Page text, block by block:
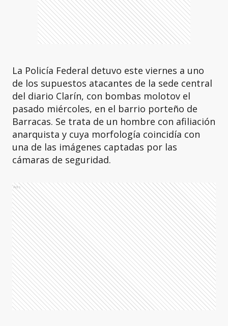
La Policía Federal detuvo este viernes a uno
de los supuestos atacantes de la sede central
del diario Clarín, con bombas molotov el
pasado miércoles, en el barrio porteño de
Barracas. Se trata de un hombre con afiliación
anarquista y cuya morfología coincidía con
una de las imágenes captadas por las
cámaras de seguridad.
Ads